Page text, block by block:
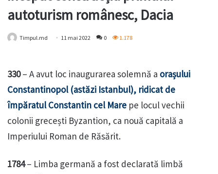
autoturism românesc, Dacia
Timpul.md 11 mai 2022 0 1.178
330– A avut loc inaugurarea solemnă a orașului
Constantinopol (astăzi Istanbul), ridicat de
împăratul Constantin cel Mare pe locul vechii
colonii grecești Byzantion, ca nouă capitală a
Imperiului Roman de Răsărit.
1784– Limba germană a fost declarată limbă